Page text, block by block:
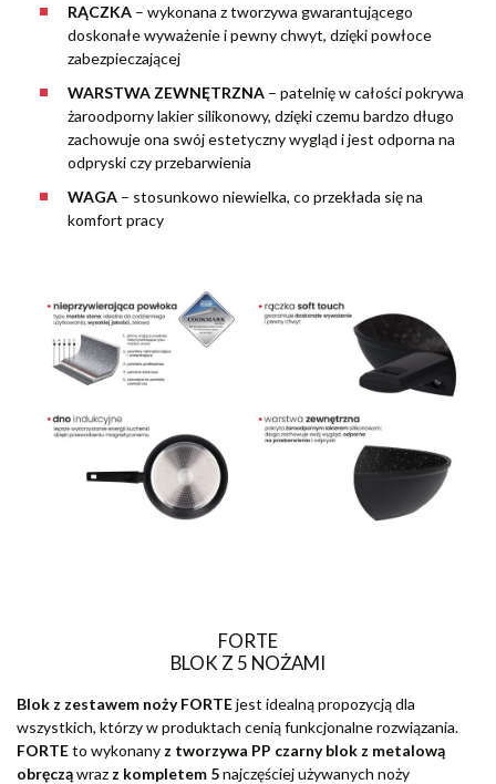
RĄCZKA – wykonana z tworzywa gwarantującego
doskonałe wyważenie i pewny chwyt, dzięki powłoce
zabezpieczającej
WARSTWA ZEWNĘTRZNA – patelnię w całości pokrywa
żaroodporny lakier silikonowy, dzięki czemu bardzo długo
zachowuje ona swój estetyczny wygląd i jest odporna na
odpryski czy przebarwienia
WAGA – stosunkowo niewielka, co przekłada się na
komfort pracy
FORTE
BLOK Z 5 NOŻAMI
Blok z zestawem noży FORTEjest idealną propozycją dla
wszystkich, którzy w produktach cenią funkcjonalne rozwiązania.
FORTEto wykonany z tworzywa PP czarny blok z metalową
obręcząwraz z kompletem 5najczęściej używanych noży